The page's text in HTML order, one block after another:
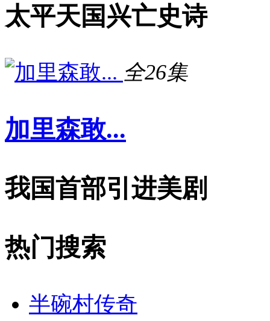
太平天国兴亡史诗
全26集
加里森敢...
我国首部引进美剧
热门搜索
半碗村传奇